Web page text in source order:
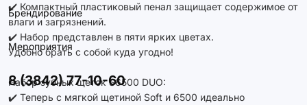
Брендирование
Мероприятия
8 (3842) 77-10-60
✔️ Компактный пластиковый пенал защищает содержимое от
влаги и загрязнений.
✔️ Набор представлен в пяти ярких цветах.
Удобно брать с собой куда угодно!
Набор зубных щеток S6500 DUO:
✔️ Теперь с мягкой щетиной Soft и 6500 идеально